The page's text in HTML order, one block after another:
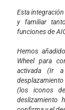
Esta
y familiar
funciones de
Hemos
Wheel para
activada (Ir
(los iconos
deslizamiento